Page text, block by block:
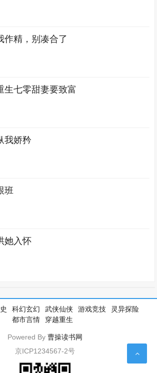
作精，别凑合了
生七零甜妻要致富
我娇矜
班
她入怀
科幻玄幻 武侠仙侠 游戏竞技
灵异探险
都市言情
穿越重生
Powered By 曹操读书网
京ICP1234567-2号